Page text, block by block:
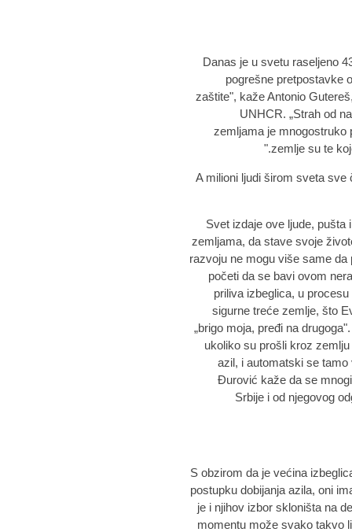
Danas je u svetu raseljeno
pogrešne pretpostavke
zaštite", kaže Antonio
UNHCR. „Strah od
zemljama je mnogostruko
zemlje su te
A milioni ljudi širom sveta sve
„Svet izdaje ove ljude,
zemljama, da stave svoje
razvoju ne mogu više same
početi da se bavi ovom
priliva izbeglica, u
sigurne treće zemlje, što
„brigo moja, pređi na
ukoliko su prošli kroz
azil, i automatski se
Đurović kaže da se
Srbije i od njegovog
S obzirom da je većina
postupku dobijanja azila, oni
je i njihov izbor skloništa na
momentu može svako takvo